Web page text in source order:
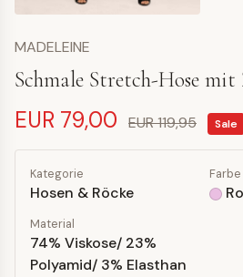
MADELEINE
Schmale Stretch-Hose
EUR 79,00 EUR 119,95 Sale
Kategorie
Hosen & Röcke
Farbe
Material
74% Viskose/ 23%
Polyamid/ 3% Elasthan